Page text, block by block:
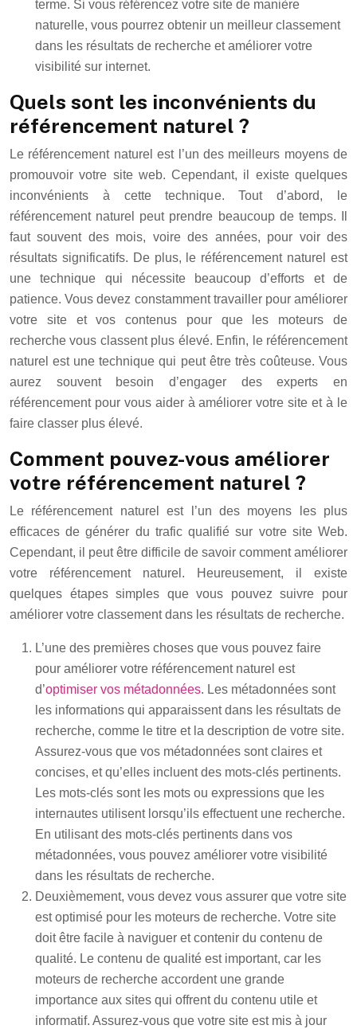
terme. Si vous référencez votre site de manière
naturelle, vous pourrez obtenir un meilleur classement
dans les résultats de recherche et améliorer votre
visibilité sur internet.
Quels sont les inconvénients du
référencement naturel ?
Le référencement naturel est l’un des meilleurs moyens de
promouvoir votre site web. Cependant, il existe quelques
inconvénients à cette technique. Tout d’abord, le
référencement naturel peut prendre beaucoup de temps. Il
faut souvent des mois, voire des années, pour voir des
résultats significatifs. De plus, le référencement naturel est
une technique qui nécessite beaucoup d’efforts et de
patience. Vous devez constamment travailler pour améliorer
votre site et vos contenus pour que les moteurs de
recherche vous classent plus élevé. Enfin, le référencement
naturel est une technique qui peut être très coûteuse. Vous
aurez souvent besoin d’engager des experts en
référencement pour vous aider à améliorer votre site et à le
faire classer plus élevé.
Comment pouvez-vous améliorer
votre référencement naturel ?
Le référencement naturel est l’un des moyens les plus
efficaces de générer du trafic qualifié sur votre site Web.
Cependant, il peut être difficile de savoir comment améliorer
votre référencement naturel. Heureusement, il existe
quelques étapes simples que vous pouvez suivre pour
améliorer votre classement dans les résultats de recherche.
L’une des premières choses que vous pouvez faire
pour améliorer votre référencement naturel est
d’optimiser vos métadonnées. Les métadonnées sont
les informations qui apparaissent dans les résultats de
recherche, comme le titre et la description de votre site.
Assurez-vous que vos métadonnées sont claires et
concises, et qu’elles incluent des mots-clés pertinents.
Les mots-clés sont les mots ou expressions que les
internautes utilisent lorsqu’ils effectuent une recherche.
En utilisant des mots-clés pertinents dans vos
métadonnées, vous pouvez améliorer votre visibilité
dans les résultats de recherche.
Deuxièmement, vous devez vous assurer que votre site
est optimisé pour les moteurs de recherche. Votre site
doit être facile à naviguer et contenir du contenu de
qualité. Le contenu de qualité est important, car les
moteurs de recherche accordent une grande
importance aux sites qui offrent du contenu utile et
informatif. Assurez-vous que votre site est mis à jour